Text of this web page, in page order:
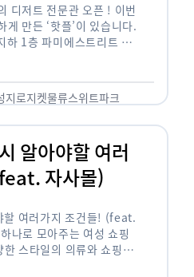
디저트 전문관 오픈 ! 이번
만든 ‘핫플’이 있습니다.
하 1층 파미에스트리트 분
지로지켓물류스위트파크
알아야할 여러
자사몰)
할 여러가지 조건들! (feat.
나로 모아주는 여성 쇼핑
스타일의 의류와 쇼핑몰